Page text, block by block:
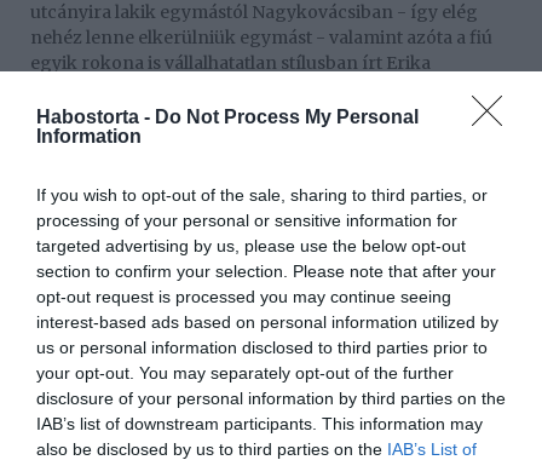
Habostorta - Do Not Process My Personal
Information
If you wish to opt-out of the sale, sharing to third parties, or
processing of your personal or sensitive information for
targeted advertising by us, please use the below opt-out
section to confirm your selection. Please note that after your
opt-out request is processed you may continue seeing
interest-based ads based on personal information utilized by
us or personal information disclosed to third parties prior to
your opt-out. You may separately opt-out of the further
disclosure of your personal information by third parties on the
IAB’s list of downstream participants. This information may
also be disclosed by us to third parties on the IAB’s List of
utcányira lakik egymástól Nagykovácsiban - így elég
nehéz lenne elkerülniük egymást - valamint azóta a fiú
egyik rokona is vállalhatatlan stílusban írt Erika
"Egyáltalán nincs kizárva, hogy még kibékülünk vagy
jó szomszédok leszünk. Most semmit nem tudok, de az
biztos, hogy most mind a kettőnknek kell egy kis idő" -
összegezte a műsorvezető a történteket.